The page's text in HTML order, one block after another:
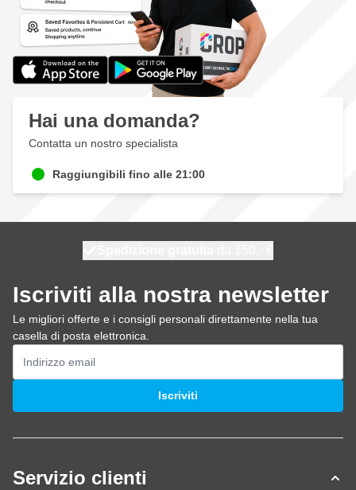
Hai una domanda?
Contatta un nostro specialista
Raggiungibili fino alle 21:00
Iscriviti alla nostra newsletter
Le migliori offerte e i consigli personali direttamente nella tua
casella di posta elettronica.
Indirizzo email
Iscriviti
Servizio clienti